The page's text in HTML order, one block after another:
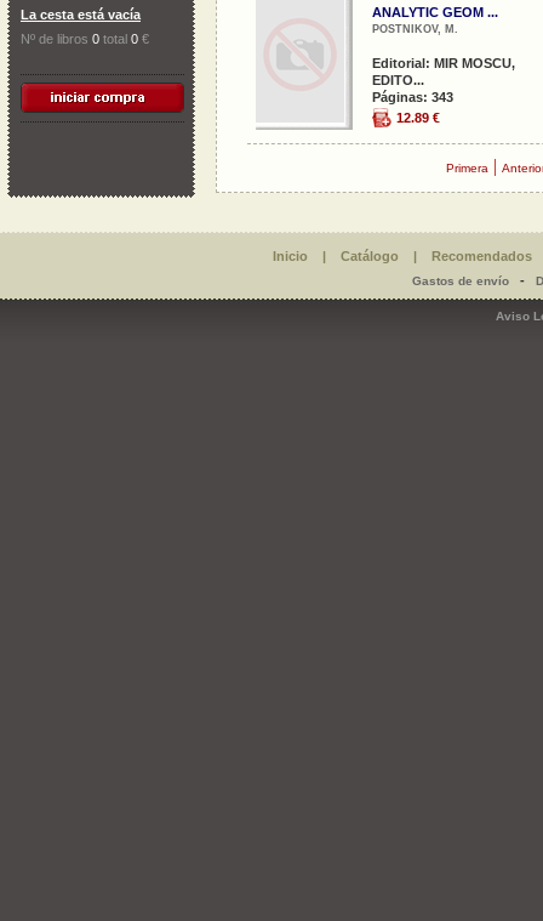
La cesta está vacía
Nº de libros 0 total 0 €
ANALYTIC GEOM ...
POSTNIKOV, M.
Editorial: MIR MOSCU,
EDITO...
Páginas: 343
12.89 €
Primera |
Inicio | Catálogo | Recomendados
Gastos de envío-
Aviso